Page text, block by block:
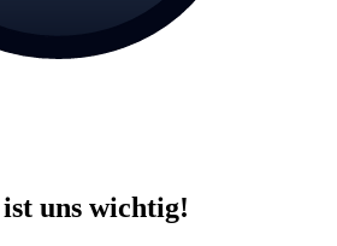
uns wichtig!